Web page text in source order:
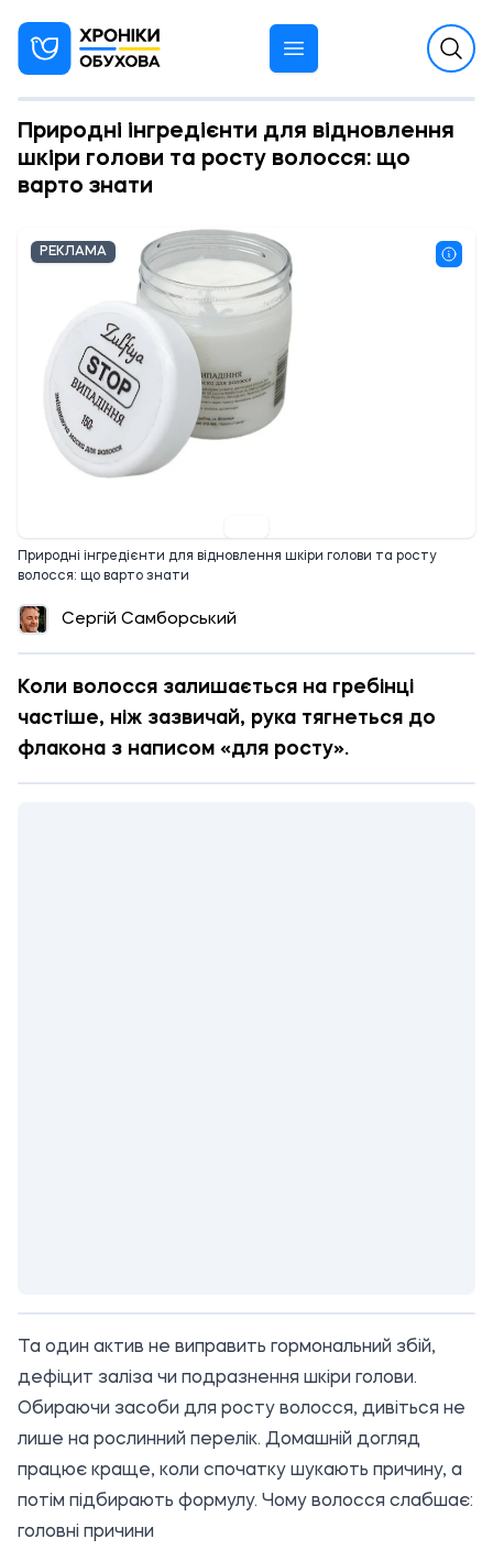
Природні інгредієнти для відновлення
шкіри голови та росту волосся: що
варто знати
РЕКЛАМА
Природні інгредієнти для відновлення шкіри голови та росту
волосся: що варто знати
Сергій Самборський
Коли волосся залишається на гребінці
частіше, ніж зазвичай, рука тягнеться до
флакона з написом «для росту».
Та один актив не виправить гормональний збій,
дефіцит заліза чи подразнення шкіри голови.
Обираючи засоби для росту волосся, дивіться не
лише на рослинний перелік. Домашній догляд
працює краще, коли спочатку шукають причину, а
потім підбирають формулу. Чому волосся слабшає:
головні причини